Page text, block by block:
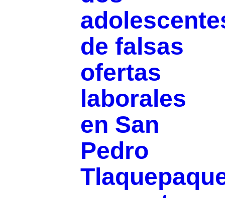
de falsas
ofertas
laborales
en San
Pedro